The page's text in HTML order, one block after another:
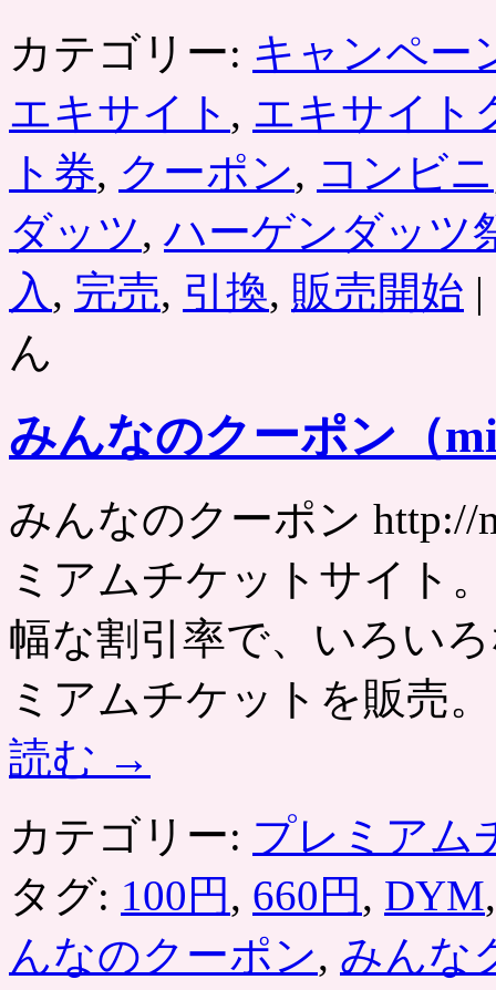
カテゴリー: キャンペー
エキサイト , エキサイト
ト券, クーポン, コンビニ
ダッツ,ハーゲンダッツ
入 , 完売, 引換, 販売開始 |
ん
みんなのクーポン（
みんなのクーポン
ミアムチケットサイト
幅な割引率で、いろい
ミアムチケットを販売
読む →
カテゴリー: プレミアム
タグ: 100円 , 660円 , DYM
んなのクーポン, みんな